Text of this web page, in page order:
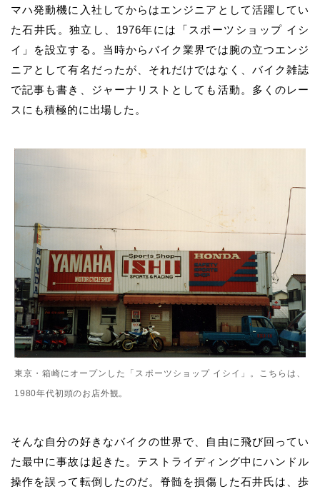
マハ発動機に入社してからはエンジニアとして活躍してい
た石井氏 。独立し、 1976年には「 スポーツショップ イシ
イ 」を設立する。当時からバイク業界では腕の立つエンジ
ニアとして有名だったが、それだけではなく、バイク雑誌
で記事も書き、ジャーナリストとしても活動。多くのレー
スにも積極的に出場した。
東京・箱崎にオープンした「スポーツショップ イシイ」。こちらは、
1980年代初頭のお店外観。
そんな自分の好きなバイクの世界で、自由に飛び回ってい
た最中に事故は起きた。テストライディング中にハンドル
操作を誤って転倒したのだ。脊髄を損傷した石井氏は、歩